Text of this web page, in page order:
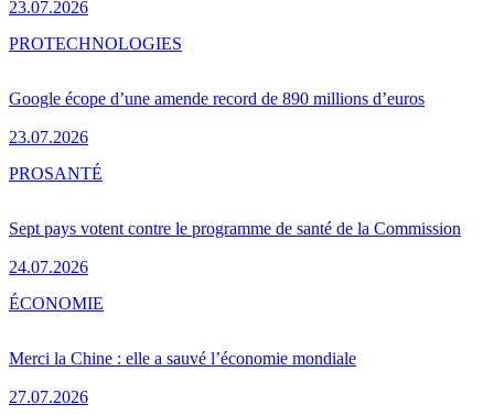
23.07.2026
Google écope d’une amende record de 890 millions d’euros
23.07.2026
PROTECHNOLOGIES
Sept pays votent contre le programme de santé de la Commission
24.07.2026
PROSANTÉ
Merci la Chine : elle a sauvé l’économie mondiale
27.07.2026
ÉCONOMIE